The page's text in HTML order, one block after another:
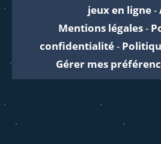
jeux en ligne-
Mentions légales-
confidentialité-
Gérer mes